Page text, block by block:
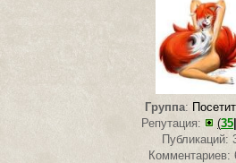
Группа:
Репутация:
(35|
Публикаций:
Комментариев: